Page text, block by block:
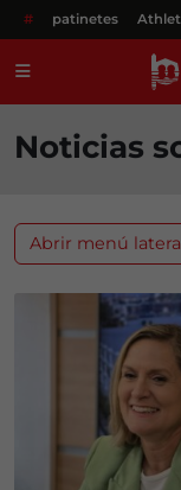
# patinetes
Noticias
Abrir menú